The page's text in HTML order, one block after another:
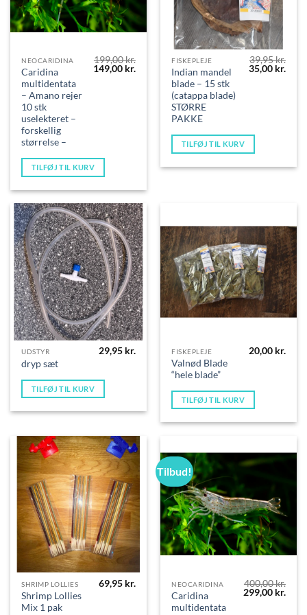
NEOCARIDINA
Caridina
multidentata
– Amano rejer
10 stk
uselekteret –
forskellig
størrelse –
199,00kr.
Den
oprindelige
149,00 kr.Den
149,00 kr..
TILFØJ TIL KURV
FISKEPLEJE
Indian mandel
blade – 15 stk
(catappa blade)
STØRRE
PAKKE
39,95kr.
Den
oprindelige
35,00 kr.Den
TILFØJ TIL KURV
UDSTYR
dryp sæt
29,95 kr.
TILFØJ TIL KURV
FISKEPLEJE
Valnød Blade
“hele blade”
20,00 kr.
TILFØJ TIL KURV
SHRIMP LOLLIES
Shrimp Lollies
Mix 1 pak
69,95 kr.
Tilbud!
NEOCARIDINA
Caridina
multidentata
400,00kr.
Den
oprindelige
299,00 kr.